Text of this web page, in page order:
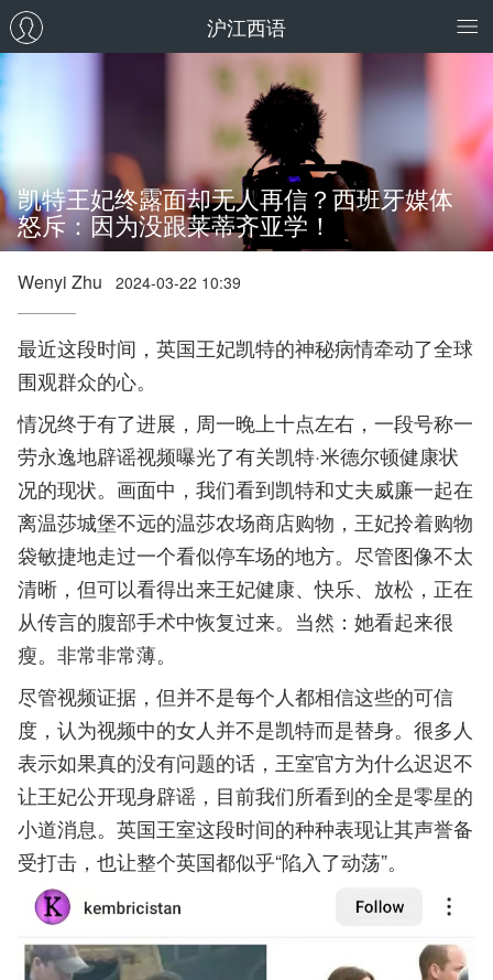
沪江西语
凯特王妃终露面却无人再信？西班牙媒体
怒斥：因为没跟莱蒂齐亚学！
Wenyi Zhu 2024-03-22 10:39
最近这段时间，英国王妃凯特的神秘病情牵动了全球
围观群众的心。
情况终于有了进展，周一晚上十点左右，一段号称一
劳永逸地辟谣视频曝光了有关凯特·米德尔顿健康状
况的现状。画面中，我们看到凯特和丈夫威廉一起在
离温莎城堡不远的温莎农场商店购物，王妃拎着购物
袋敏捷地走过一个看似停车场的地方。尽管图像不太
清晰，但可以看得出来王妃健康、快乐、放松，正在
从传言的腹部手术中恢复过来。当然：她看起来很
瘦。非常非常薄。
尽管视频证据，但并不是每个人都相信这些的可信
度，认为视频中的女人并不是凯特而是替身。很多人
表示如果真的没有问题的话，王室官方为什么迟迟不
让王妃公开现身辟谣，目前我们所看到的全是零星的
小道消息。英国王室这段时间的种种表现让其声誉备
受打击，也让整个英国都似乎“陷入了动荡”。